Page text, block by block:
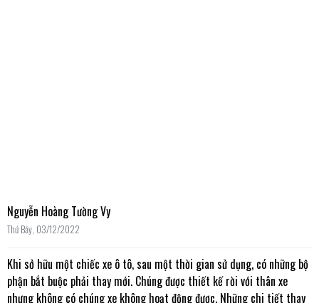
Nguyễn Hoàng Tường Vy
Thứ Bảy, 03/12/2022
Khi sở hữu một chiếc xe ô tô, sau một thời gian sử dụng, có những bộ
phận bắt buộc phải thay mới. Chúng được thiết kế rời với thân xe
nhưng không có chúng xe không hoạt động được. Những chi tiết thay